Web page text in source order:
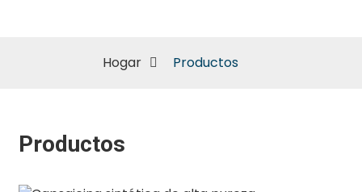
Hogar Productos
Productos